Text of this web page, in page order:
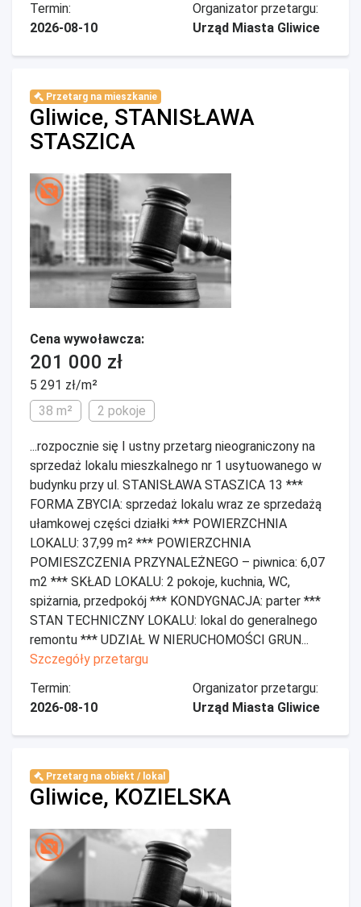
Termin:
2026-08-10
Organizator przetargu:
Urząd Miasta Gliwice
Przetarg na mieszkanie
Gliwice, STANISŁAWA
STASZICA
Cena wywoławcza:
201 000 zł
5 291 zł/m²
38 m²
2 pokoje
...rozpocznie się I ustny przetarg nieograniczony na
sprzedaż lokalu mieszkalnego nr 1 usytuowanego w
budynku przy ul. STANISŁAWA STASZICA 13 ***
FORMA ZBYCIA: sprzedaż lokalu wraz ze sprzedażą
ułamkowej części działki *** POWIERZCHNIA
LOKALU: 37,99 m² *** POWIERZCHNIA
POMIESZCZENIA PRZYNALEŻNEGO – piwnica: 6,07
m2 *** SKŁAD LOKALU: 2 pokoje, kuchnia, WC,
spiżarnia, przedpokój *** KONDYGNACJA: parter ***
STAN TECHNICZNY LOKALU: lokal do generalnego
remontu *** UDZIAŁ W NIERUCHOMOŚCI GRUN...
Szczegóły przetargu
Termin:
2026-08-10
Organizator przetargu:
Urząd Miasta Gliwice
Przetarg na obiekt / lokal
Gliwice, KOZIELSKA